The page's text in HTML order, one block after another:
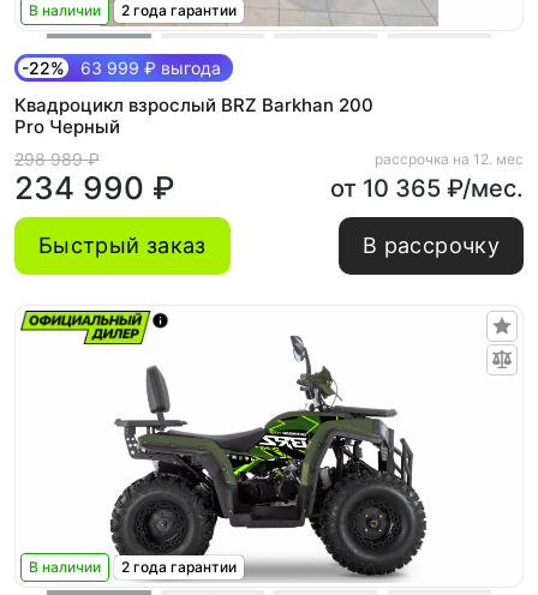
В наличии 2 года гарантии
-22% 63 999 ₽ выгода
Квадроцикл взрослый BRZ Barkhan 200
Pro Черный
298 989 ₽
234 990 ₽
рассрочка на 12. мес
от 10 365 ₽/мес.
Быстрый заказ В рассрочку
В наличии 2 года гарантии